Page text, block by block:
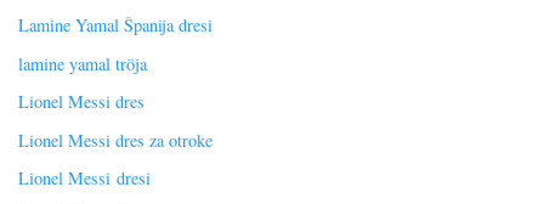
Lamine Yamal Španija dresi
lamine yamal tröja
Lionel Messi dres
Lionel Messi dres za otroke
Lionel Messi dresi